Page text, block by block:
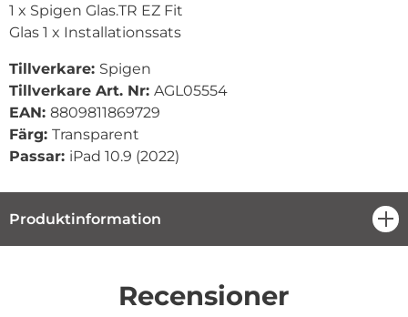
1 x Spigen Glas.TR EZ Fit
Glas 1 x Installationssats
Tillverkare: Spigen
Tillverkare Art. Nr: AGL05554
EAN: 8809811869729
Färg: Transparent
Passar: iPad 10.9 (2022)
Produktinformation
Recensioner